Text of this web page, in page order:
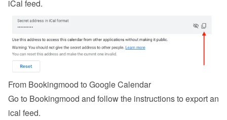
iCal feed.
From Bookingmood to Google Calendar
Go to Bookingmood and follow the instructions to export an
ical feed.